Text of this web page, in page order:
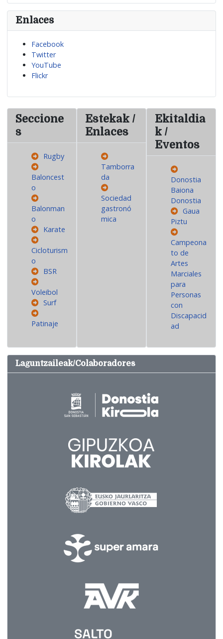
Enlaces
Facebook
Twitter
YouTube
Flickr
Seccione
s
Rugby
Baloncest
o
Balonman
o
Karate
Cicloturism
o
BSR
Voleibol
Surf
Patinaje
Estekak /
Enlaces
Tamborra
da
Sociedad
gastronó
mica
Ekitaldia
k /
Eventos
Donostia
Baiona
Donostia
Gaua
Piztu
Campeona
to de
Artes
Marciales
para
Personas
con
Discapacid
ad
Laguntzaileak/Colaboradores